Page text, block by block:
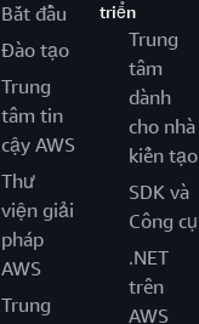
Bắt đầu
Đào tạo
Trung
tâm tin
cậy AWS
Thư
viện giải
pháp
AWS
Trung
triển
Trung
tâm
dành
cho nhà
kiến tạo
SDK và
Công cụ
.NET
trên
AWS